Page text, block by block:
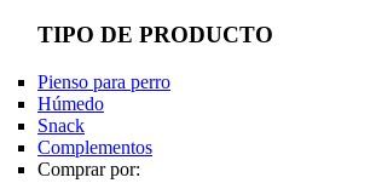
TIPO DE PRODUCTO
Pienso para perro
Húmedo
Snack
Complementos
Comprar por: